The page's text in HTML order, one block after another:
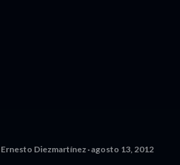
Ernesto Diezmartínez agosto 13, 2012